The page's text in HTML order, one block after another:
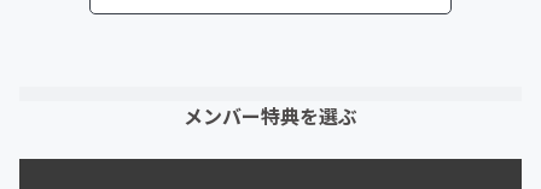
メンバー特典を選ぶ